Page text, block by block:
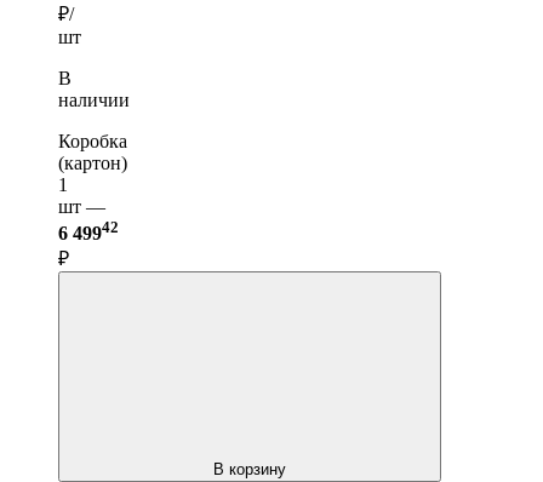
₽/
шт
В
наличии
Коробка
(картон)
1
шт —
6 49942
₽
В корзину